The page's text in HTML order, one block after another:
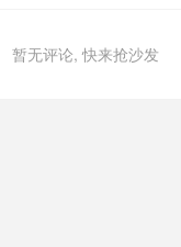
暂无评论, 快来抢沙发